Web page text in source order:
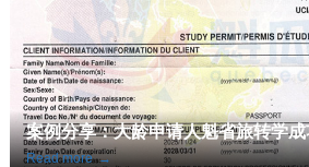
案例分享：大龄申请人魁省旅转学
Read more →